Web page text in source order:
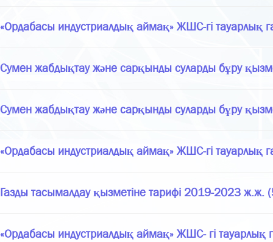
«Ордабасы индустриалдық аймақ» ЖШС-гі тауарлық
Сумен жабдықтау және сарқынды суларды бұру
Сумен жабдықтау және сарқынды суларды бұру
«Ордабасы индустриалдық аймақ» ЖШС-гі тауарлық
Газды тасымалдау қызметіне тарифі 2019-2023 ж.ж.
«Ордабасы индустриалдық аймақ» ЖШС- гі